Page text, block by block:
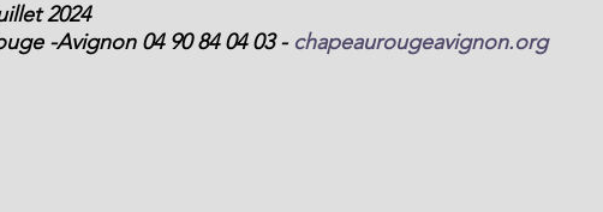
2024
-Avignon 04 90 84 04 03 - chapeaurougeavignon.org